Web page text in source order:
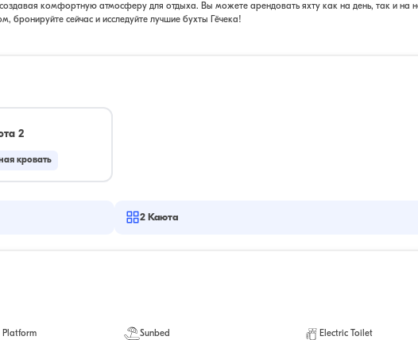
комфортную атмосферу для отдыха. Вы можете арендовать яхту как на день, так и на
сейчас и исследуйте лучшие бухты Гёчека!
2
кровать
2 Каюта
Platform Sunbed Electric Toilet